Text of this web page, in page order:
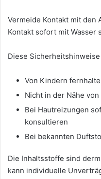
Vermeide Kontakt mit den
Kontakt sofort mit Wasser
Diese
Von Kindern
Nicht in der Nähe
Bei Hautreizungen
konsultieren
Bei bekannten
Die Inhaltsstoffe sind
kann individuelle